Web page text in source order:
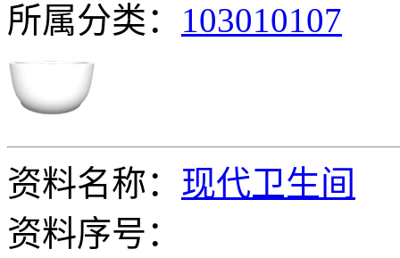
所属分类： 103010107
资料名称： 现代卫生间
资料序号：